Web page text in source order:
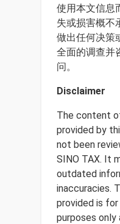
使用本文信息
失或损害概不
做出任何决策
全面的调查并
问。
Disclaimer
The content
provided by
not been
SINO TAX. It
outdated
inaccuracies.
provided is
purposes only